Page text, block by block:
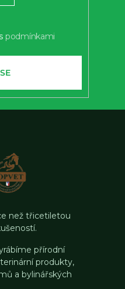
podmínkami
než třicetiletou
přírodní
produkty,
a bylinářských